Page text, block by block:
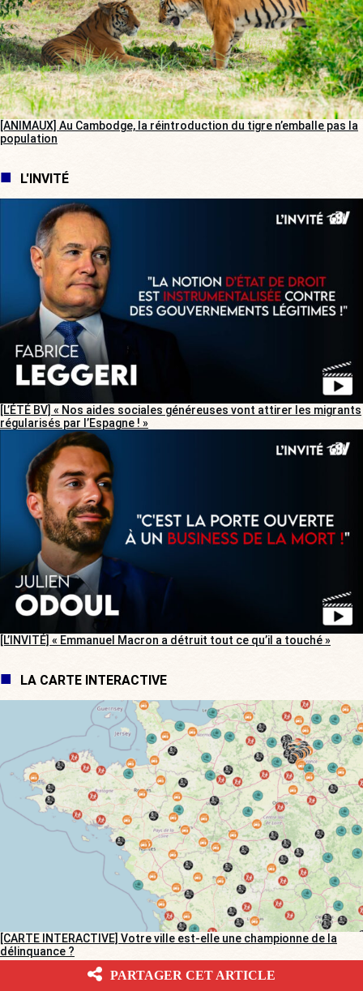
[ANIMAUX] Au Cambodge, la réintroduction du tigre n’emballe pas la
population
L'INVITÉ
[L’ÉTÉ BV] « Nos aides sociales généreuses vont attirer les migrants
régularisés par l’Espagne ! »
[L’INVITÉ] « Emmanuel Macron a détruit tout ce qu’il a touché »
LA CARTE INTERACTIVE
[CARTE INTERACTIVE] Votre ville est-elle une championne de la
délinquance ?
PARTAGER CET ARTICLE